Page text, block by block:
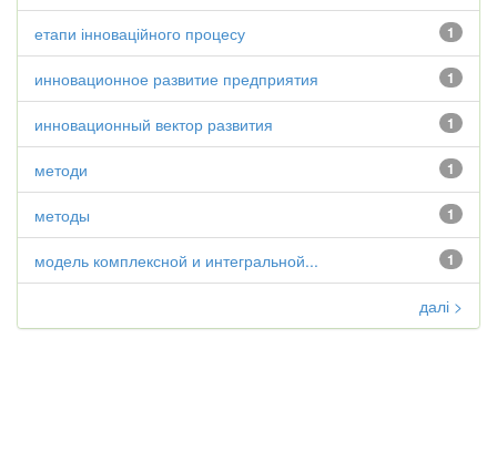
1
етапи інноваційного процесу
1
инновационное развитие предприятия
1
инновационный вектор развития
1
методи
1
методы
1
модель комплексной и интегральной...
далі >